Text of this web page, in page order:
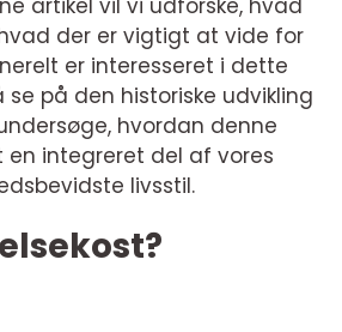
artikel vil vi udforske, hvad
der er vigtigt at vide for
er interesseret i dette
se på den historiske udvikling
hvordan denne
en integreret del af vores
livsstil.